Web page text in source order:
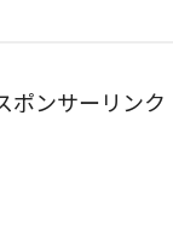
ポンサーリンク